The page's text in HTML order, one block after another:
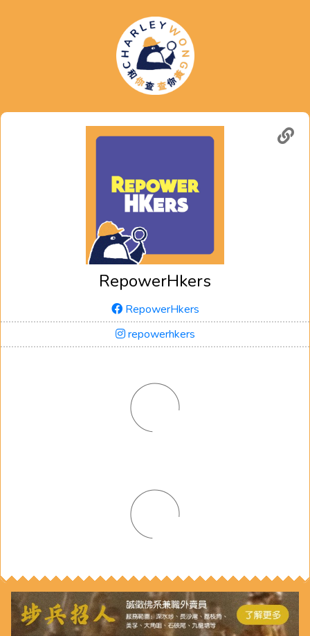
RepowerHkers
RepowerHkers
repowerhkers